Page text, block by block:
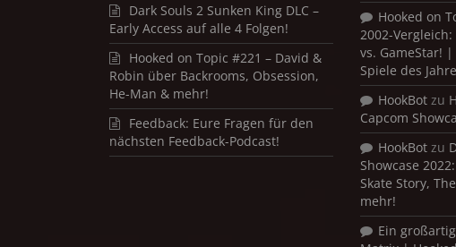
Dark Souls 2 Sunken King DLC –
Early Access auf alle 4 Folgen!
Hooked on Topic #221 – David &
Robin über Backrooms, Obsession,
He-Man & mehr!
Feedback: Eure Fragen für den
nächsten Feedback-Podcast!
Hooked on
2002-Vergleich:
vs. GameStar! |
Spiele des
HookBot zu
Capcom
HookBot zu
Showcase
Skate Story,
mehr!
Ein